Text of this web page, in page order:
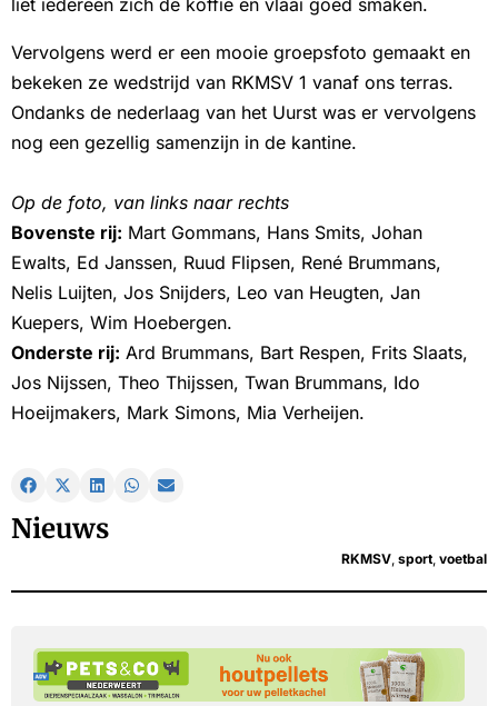
liet iedereen zich de koffie en vlaai goed smaken.
Vervolgens werd er een mooie groepsfoto gemaakt en
bekeken ze wedstrijd van RKMSV 1 vanaf ons terras.
Ondanks de nederlaag van het Uurst was er vervolgens
nog een gezellig samenzijn in de kantine.
Op de foto, van links naar rechts
Bovenste rij: Mart Gommans, Hans Smits, Johan
Ewalts, Ed Janssen, Ruud Flipsen, René Brummans,
Nelis Luijten, Jos Snijders, Leo van Heugten, Jan
Kuepers, Wim Hoebergen.
Onderste rij: Ard Brummans, Bart Respen, Frits Slaats,
Jos Nijssen, Theo Thijssen, Twan Brummans, Ido
Hoeijmakers, Mark Simons, Mia Verheijen.
Nieuws
RKMSV, sport, voetbal